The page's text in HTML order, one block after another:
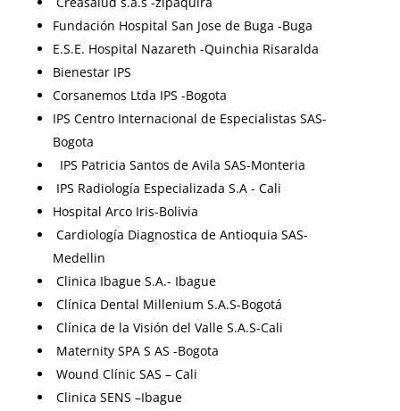
Fundación Hospital San Jose de Buga -Buga
E.S.E. Hospital Nazareth -Quinchia Risaralda
Bienestar IPS
Corsanemos Ltda IPS -Bogota
IPS Centro Internacional de Especialistas SAS-
Bogota
IPS Patricia Santos de Avila SAS-Monteria
IPS Radiología Especializada S.A - Cali
Hospital Arco Iris-Bolivia
Cardiología Diagnostica de Antioquia SAS-
Medellin
Clinica Ibague S.A.- Ibague
Clínica Dental Millenium S.A.S-Bogotá
Clínica de la Visión del Valle S.A.S-Cali
Maternity SPA S AS -Bogota
Wound Clínic SAS – Cali
Clinica SENS –Ibague